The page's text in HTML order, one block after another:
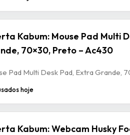
Kabum: Mouse Pad Multi
70×30, Preto – Ac430
Pad Multi Desk Pad, Extra Grande,
hoje
Kabum: Webcam Husky